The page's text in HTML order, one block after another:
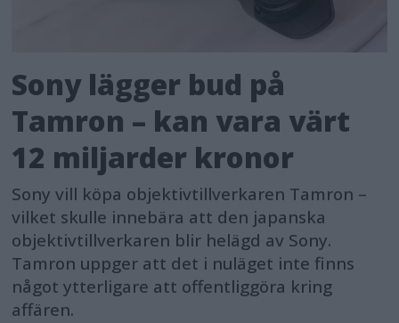
Sony lägger bud på
Tamron – kan vara värt
12 miljarder kronor
Sony vill köpa objektivtillverkaren Tamron –
vilket skulle innebära att den japanska
objektivtillverkaren blir helägd av Sony.
Tamron uppger att det i nuläget inte finns
något ytterligare att offentliggöra kring
affären.